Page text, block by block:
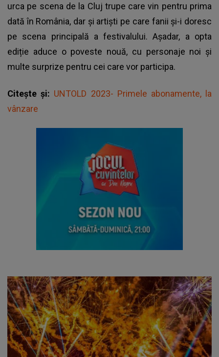
urca pe scena de la Cluj trupe care vin pentru prima
dată în România, dar și artiști pe care fanii și-i doresc
pe scena principală a festivalului. Așadar, a opta
ediție aduce o poveste nouă, cu personaje noi și
multe surprize pentru cei care vor participa.
Citește și: UNTOLD 2023- Primele abonamente, la
vânzare